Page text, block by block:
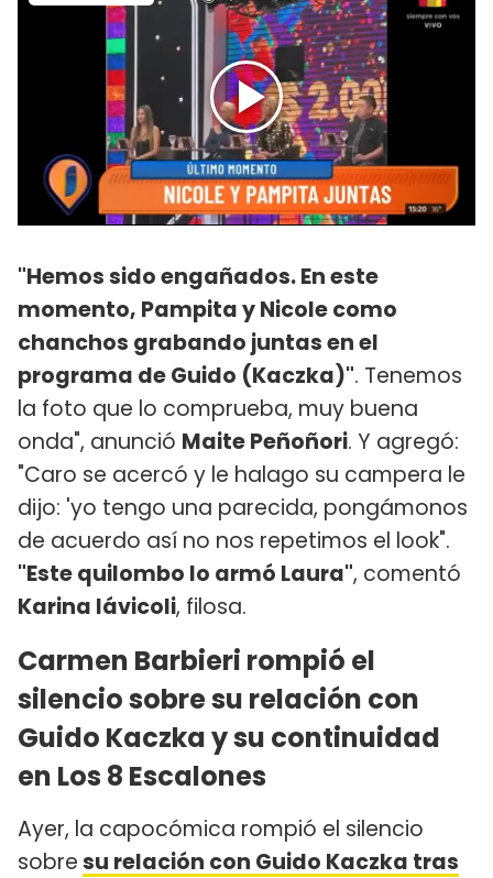
"Hemos sido engañados. En este
momento, Pampita y Nicole como
chanchos grabando juntas en el
programa de Guido (Kaczka)". Tenemos
la foto que lo comprueba, muy buena
onda", anunció Maite Peñoñori. Y agregó:
"Caro se acercó y le halago su campera le
dijo: 'yo tengo una parecida, pongámonos
de acuerdo así no nos repetimos el look".
"Este quilombo lo armó Laura", comentó
Karina Iávicoli, filosa.
Carmen Barbieri rompió el
silencio sobre su relación con
Guido Kaczka y su continuidad
en Los 8 Escalones
Ayer, la capocómica rompió el silencio
sobresu relación con Guido Kaczka tras